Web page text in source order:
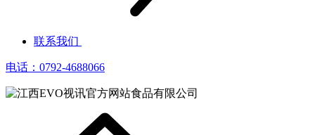
联系我们
电话：0792-4688066